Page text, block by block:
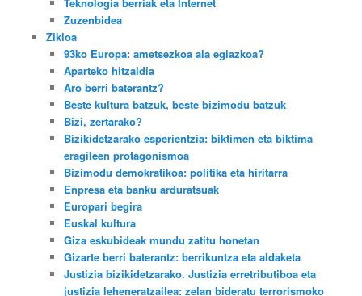
Zuzenbidea
Zikloa
93ko Europa: ametsezkoa ala egiazkoa?
Aparteko hitzaldia
Aro berri baterantz?
Beste kultura batzuk, beste bizimodu batzuk
Bizi, zertarako?
Bizikidetzarako esperientzia: biktimen eta biktima
eragileen protagonismoa
Bizimodu demokratikoa: politika eta hiritarra
Enpresa eta banku arduratsuak
Europari begira
Euskal kultura
Giza eskubideak mundu zatitu honetan
Gizarte berri baterantz: berrikuntza eta aldaketa
Justizia bizikidetzarako. Justizia erretributiboa eta
justizia leheneratzailea: zelan bideratu terrorismoko